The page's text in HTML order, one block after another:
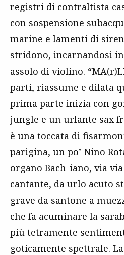
registri di contraltista
con sospensione
marine e lamenti di
stridono, incarnandosi
assolo di violino.
parti, riassume e dilata
prima parte inizia con
jungle e un urlante sax
è una toccata di
parigina, un po’ Nino
organo Bach-iano, via
cantante, da urlo acuto
grave da santone a
che fa acuminare la
più tetramente
goticamente spettrale.